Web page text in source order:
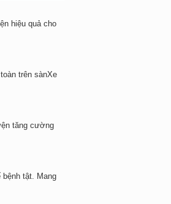
hiệu quả cho
trên sànXe
tăng cường
tật. Mang